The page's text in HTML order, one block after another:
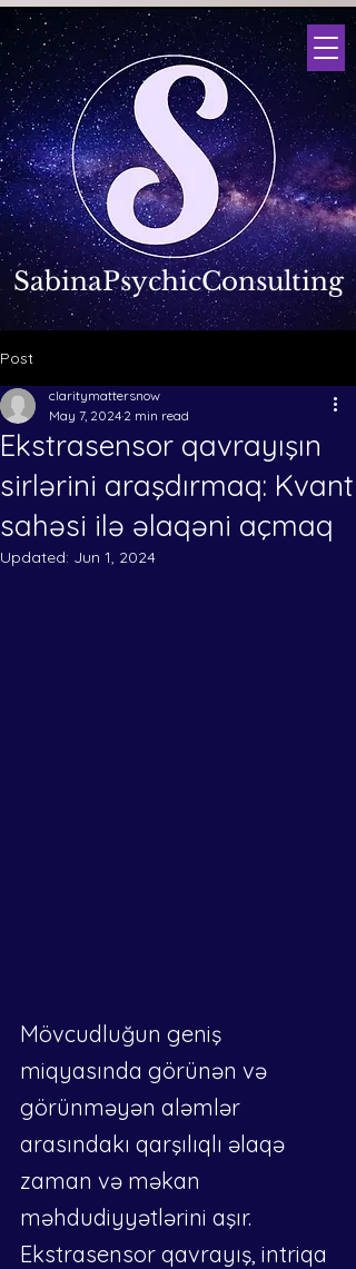
SabinaPsychicConsulting
Post
Ekstrasensor qavrayışın
sirlərini araşdırmaq: Kvant
sahəsi ilə əlaqəni açmaq
claritymattersnow
May 7, 2024 2 min read
Updated: Jun 1, 2024
Mövcudluğun geniş
miqyasında görünən və
görünməyən aləmlər
arasındakı qarşılıqlı əlaqə
zaman və məkan
məhdudiyyətlərini aşır.
Ekstrasensor qavrayış, intriqa